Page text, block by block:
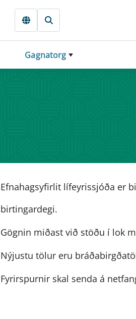
Gagnatorg
Efnahagsyfirlit lífeyrissjóða er
birtingardegi.
Gögnin miðast við stöðu í lok
Nýjustu tölur eru
Fyrirspurnir skal senda á